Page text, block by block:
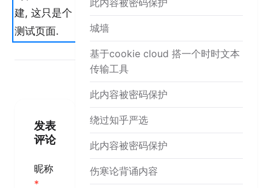
建, 这只是个
测试页面.
发表
评论
昵称
此内容被密码保护
城墙
基于cookie cloud 搭一个时时文本
传输工具
此内容被密码保护
绕过知乎严选
此内容被密码保护
伤寒论背诵内容